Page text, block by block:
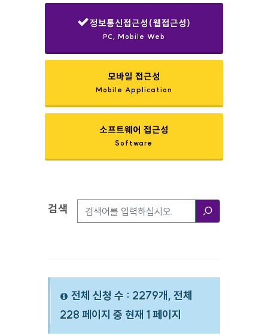
정보통신접근성(웹접근성)
PC, Mobile Web
모바일 접근성
Mobile Application
소프트웨어 접근성
Software
검색옵션
검색
전체 신청 수 : 2279개, 전체
228 페이지 중 현재 1 페이지